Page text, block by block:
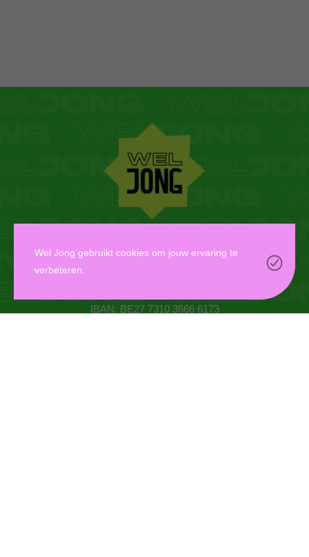
IBAN: BE27 7310 3666 6173
Wel Jong gebruikt cookies om jouw ervaring te
verbeteren.